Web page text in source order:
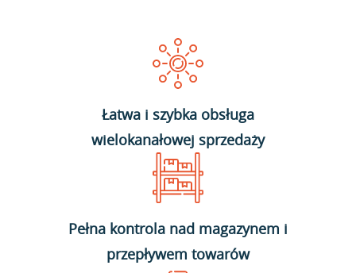
Łatwa i szybka obsługa
wielokanałowej sprzedaży
Pełna kontrola nad magazynem i
przepływem towarów